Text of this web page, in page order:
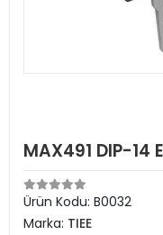
MAX491 DIP-14
Ürün Kodu: B0032
Marka: TIEE